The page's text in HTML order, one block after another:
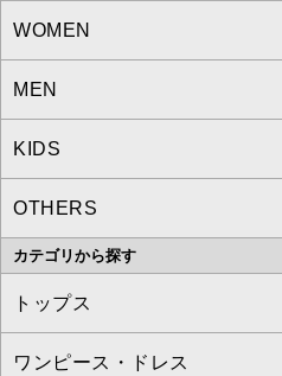
WOMEN
a.v.v
MICHEL KLEIN
MK MICHEL KLEIN
OFUON le MK
MEN
a.v.v
MICHEL KLEIN HOMME
MK MICHEL KLEIN HOMME
KIDS
a.v.v
OTHERS
MK MICHEL KLEIN BAG
カテゴリから探す
トップス
すべてのトップス
ワンピース・ドレス